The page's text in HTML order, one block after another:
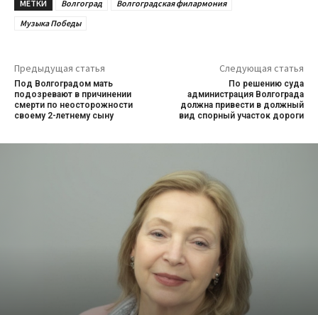
МЕТКИ Волгоград
Волгоградская филармония
Музыка Победы
Предыдущая статья
Под Волгоградом мать
подозревают в причинении
смерти по неосторожности
своему 2-летнему сыну
Следующая статья
По решению суда
администрация Волгограда
должна привести в должный
вид спорный участок дороги